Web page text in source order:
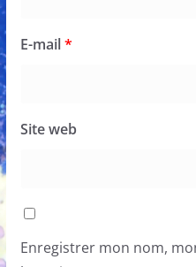
E-mail*
Site web
Enregistrer mon nom,